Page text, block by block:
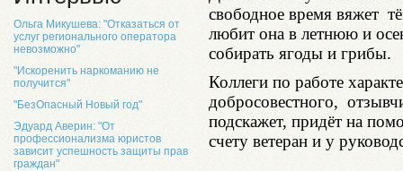
Ольга Микушева: "Отказаться от
услуг регионального оператора
невозможно"
"Искоренить наркоманию не
получится"
"БезОпасный Новый год"
Эдуард Аверин: "От
профессионализма юристов
зависит успешность защиты прав
граждан"
свободное время вяжет
любит она в летнюю и
собирать ягоды и грибы.
Коллеги по работе
добросовестного,
подскажет, придёт на
счету ветеран и у